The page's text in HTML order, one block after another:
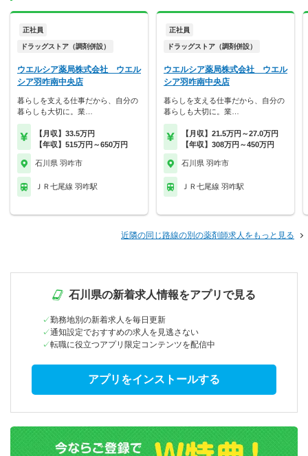
正社員
ドラッグストア（調剤併設）
ウエルシア薬局株式会社 ウエル
シア羽咋南中央店
暮らしを支える仕事だから、自分の
暮らしも大切に。業…
【月収】33.5万円
【年収】515万円～650万円
石川県 羽咋市
ＪＲ七尾線 羽咋駅
正社員
ドラッグストア（調剤併設）
ウエルシア薬局株式会社 ウエル
シア羽咋南中央店
暮らしを支える仕事だから、自分の
暮らしも大切に。業…
【月収】21.5万円～27.0万円
【年収】308万円～450万円
石川県 羽咋市
ＪＲ七尾線 羽咋駅
近隣の同じ路線の別の薬剤師求人をもっと見る
石川県の新着求人情報をアプリで見る
勤務地別の新着求人を毎日更新
通知設定でおすすめの求人を見逃さない
転職に役立つアプリ限定コンテンツを配信中
アプリをインストールする